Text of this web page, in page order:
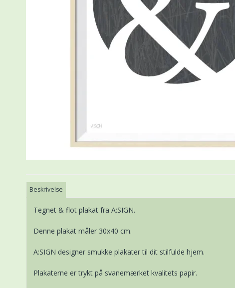
Beskrivelse
Tegnet & flot plakat fra A:SIGN.
Denne plakat måler 30x40 cm.
A:SIGN designer smukke plakater til dit stilfulde hjem.
Plakaterne er trykt på svanemærket kvalitets papir.